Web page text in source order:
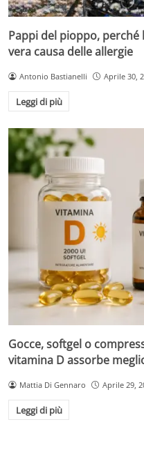
Pappi del pioppo, perché
vera causa delle allergie
Antonio Bastianelli Aprile 30,
Leggi di più
Gocce, softgel o
vitamina D assorbe
Mattia Di Gennaro Aprile 29,
Leggi di più